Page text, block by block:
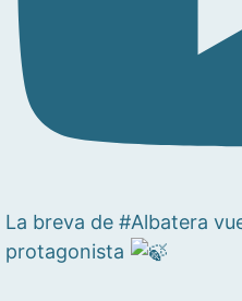
La breva de #Albatera
protagonista